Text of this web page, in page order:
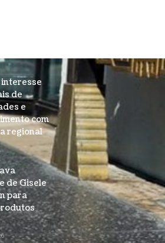
interesse
de
e
com
regional
de Gisele
para